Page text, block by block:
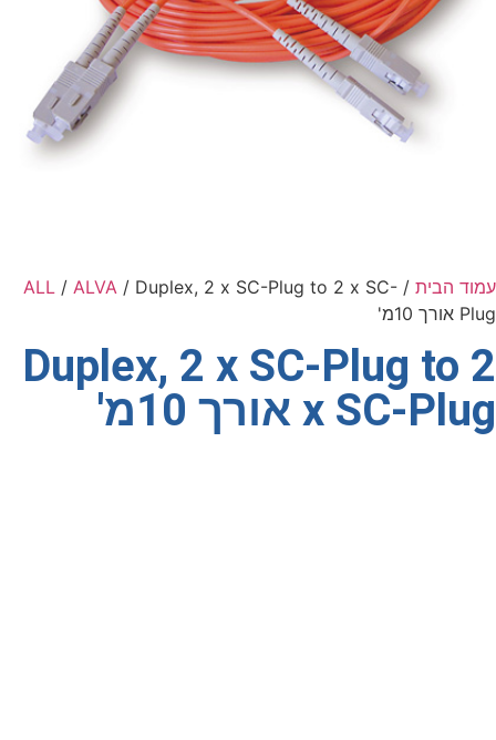
עמוד הבית /
ALL / ALVA / Duplex, 2 x SC-Plug to 2 x SC-
Plug אורך 10מ'
Duplex, 2 x SC-Plug to 2
x SC-Plug אורך 10מ'